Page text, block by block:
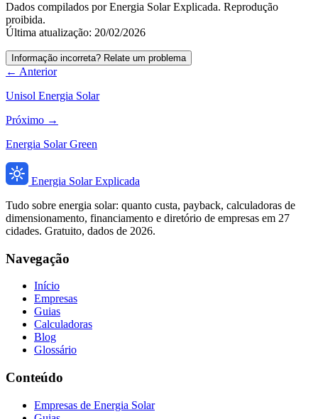
Dados compilados por Energia Solar Explicada. Reprodução
proibida.
Última atualização: 20/02/2026
Informação incorreta? Relate um problema
← Anterior
Unisol Energia Solar
Próximo →
Energia Solar Green
Energia Solar Explicada
Tudo sobre energia solar: quanto custa, payback, calculadoras de
dimensionamento, financiamento e diretório de empresas em 27
cidades. Gratuito, dados de 2026.
Navegação
Início
Empresas
Guias
Calculadoras
Blog
Glossário
Conteúdo
Empresas de Energia Solar